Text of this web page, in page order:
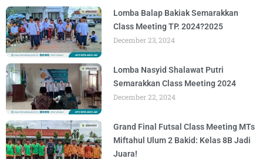
Lomba Balap Bakiak Semarakkan
Class Meeting TP. 2024?2025
December 23, 2024
Lomba Nasyid Shalawat Putri
Semarakkan Class Meeting 2024
December 22, 2024
Grand Final Futsal Class Meeting MTs
Miftahul Ulum 2 Bakid: Kelas 8B Jadi
Juara!